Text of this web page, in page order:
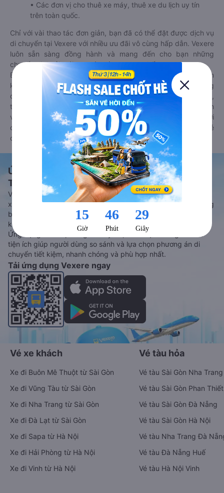
• Các đơn vị cho thuê xe máy, thuê xe du lịch uy tín
trên toàn quốc.
Chỉ với vài thao tác đơn giản, bạn đã có thể đặt được dịch vụ
di chuyển tại Vexere với nhiều ưu đãi vô cùng hấp dẫn. Vexere
luôn sẵn sàng đồng hành và mang đến cho bạn những
chuyến đi thoải mái, an toàn và trọn vẹn nhất.
Bên cạnh đó, bạn có thể tham khảo thêm các phương tiện
khác tại
Goyolo.com cho chuyến đi sắp tới. Goyolo là nền tảng
đặt vé cho phép người dùng so sánh giá cả, giờ khởi hành,
thời gian di chuyển của nhiều phương tiện máy bay, xe khách
và tàu hoả. Hệ thống của Goyolo được liên kết trực tiếp với
các hãng máy bay, xe khách và tàu hoả, luôn đảm bảo có vé
cho bạn di chuyển.
Ứng dụng đặt vé Xe khách, Máy bay,
Tàu hoả và Thuê xe
Vexere - ứng dụng đặt vé đa phương tiện với hơn 3000+ nhà
xe chất lượng cao, 5000+ tuyến đường toàn quốc, tất cả hãng
bay và hãng tàu cùng dịch vụ thuê xe máy, xe du lịch phủ
khắp các tỉnh thành tại Việt Nam.
Ứng dụng hiển thị thông tin đầy đủ, minh bạch cùng vô vàn
tiện ích giúp người dùng so sánh và lựa chọn phương án di
chuyển tiết kiệm, nhanh chóng và phù hợp nhất.
Tải ứng dụng Vexere ngay
Vé xe khách
Xe đi Buôn Mê Thuột từ Sài Gòn
Xe đi Vũng Tàu từ Sài Gòn
Xe đi Nha Trang từ Sài Gòn
Xe đi Đà Lạt từ Sài Gòn
Xe đi Sapa từ Hà Nội
Xe đi Hải Phòng từ Hà Nội
Xe đi Vinh từ Hà Nội
Vé tàu hỏa
Vé tàu Sài Gòn Nha Trang
Vé tàu Sài Gòn Phan Thiết
Vé tàu Sài Gòn Đà Nẵng
Vé tàu Sài Gòn Hà Nội
Vé tàu Nha Trang Đà
Vé tàu Đà Nẵng Huế
Vé tàu Hà Nội Vinh